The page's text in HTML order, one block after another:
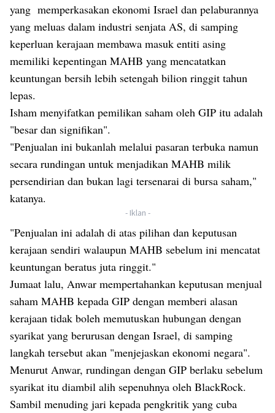
yang memperkasakan ekonomi Israel dan pelaburannya
yang meluas dalam industri senjata AS, di samping
keperluan kerajaan membawa masuk entiti asing
memiliki kepentingan MAHB yang mencatatkan
keuntungan bersih lebih setengah bilion ringgit tahun
lepas.
Isham menyifatkan pemilikan saham oleh GIP itu adalah
"besar dan signifikan".
"Penjualan ini bukanlah melalui pasaran terbuka namun
secara rundingan untuk menjadikan MAHB milik
persendirian dan bukan lagi tersenarai di bursa saham,"
katanya.
- Iklan -
"Penjualan ini adalah di atas pilihan dan keputusan
kerajaan sendiri walaupun MAHB sebelum ini mencatat
keuntungan beratus juta ringgit."
Jumaat lalu, Anwar mempertahankan keputusan menjual
saham MAHB kepada GIP dengan memberi alasan
kerajaan tidak boleh memutuskan hubungan dengan
syarikat yang berurusan dengan Israel, di samping
langkah tersebut akan "menjejaskan ekonomi negara".
Menurut Anwar, rundingan dengan GIP berlaku sebelum
syarikat itu diambil alih sepenuhnya oleh BlackRock.
Sambil menuding jari kepada pengkritik yang cuba